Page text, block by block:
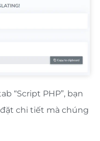
“Script PHP”, bạn
chi tiết mà chúng